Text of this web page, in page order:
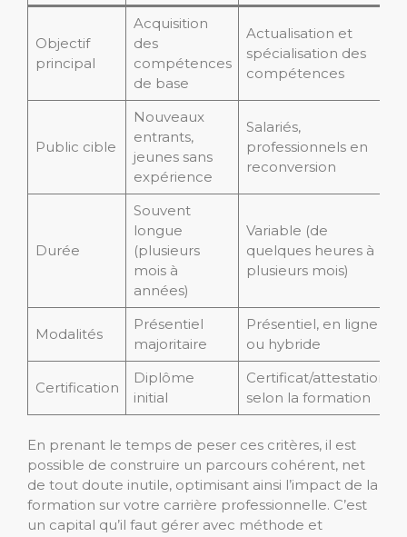
Objectif
principal
Acquisition
des
compétences
de base
Actualisation et
spécialisation des
compétences
Public cible
Nouveaux
entrants,
jeunes sans
expérience
Salariés,
professionnels en
reconversion
Durée
Souvent
longue
(plusieurs
mois à
années)
Variable (de
quelques heures à
plusieurs mois)
Modalités
Présentiel
majoritaire
Présentiel, en ligne
ou hybride
Certification
Diplôme
initial
Certificat/attestation
selon la formation
En prenant le temps de peser ces critères, il est
possible de construire un parcours cohérent, net
de tout doute inutile, optimisant ainsi l’impact de la
formation sur votre carrière professionnelle. C’est
un capital qu’il faut gérer avec méthode et